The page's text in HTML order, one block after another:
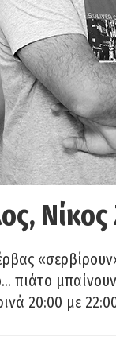
μπαίνουν
20:00 με